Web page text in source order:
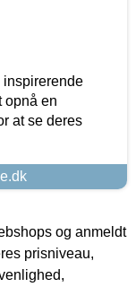
inspirerende
opnå en
at se deres
og anmeldt
prisniveau,